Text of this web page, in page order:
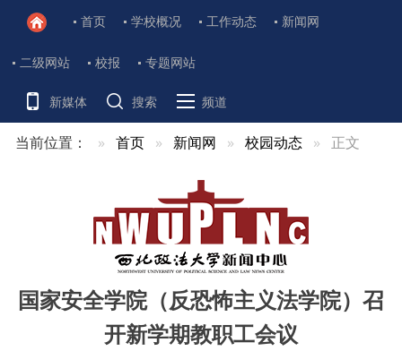
首页 学校概况 工作动态 新闻网
二级网站 校报 专题网站
新媒体 搜索 频道
当前位置： 首页 新闻网 校园动态 正文
国家安全学院（反恐怖主义法学院）召
开新学期教职工会议